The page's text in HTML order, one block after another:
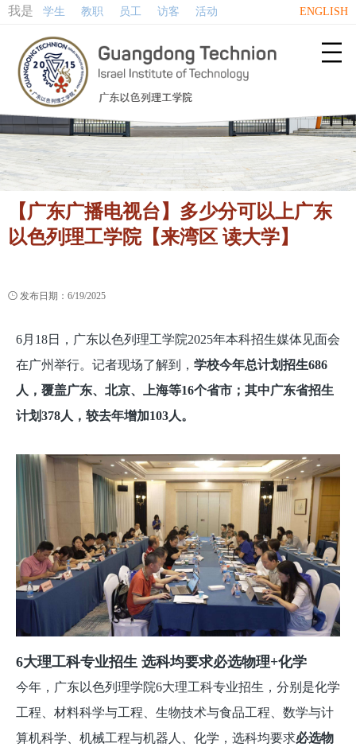
我是 学生 教职 员工 访客 活动 ENGLISH

【广东广播电视台】多少分可以上广东
以色列理工学院【来湾区 读大学】
 发布日期：6/19/2025
6月18日，广东以色列理工学院2025年本科招生媒体见面会
在广州举行。记者现场了解到， 学校今年总计划招生686
人，覆盖广东、北京、上海等16个省市；其中广东省招生
计划378人，较去年增加103人。
6大理工科专业招生 选科均要求必选物理+化学
今年，广东以色列理学院6大理工科专业招生，分别是化学
工程、材料科学与工程、生物技术与食品工程、数学与计
算机科学、机械工程与机器人、化学，选科均要求必选物